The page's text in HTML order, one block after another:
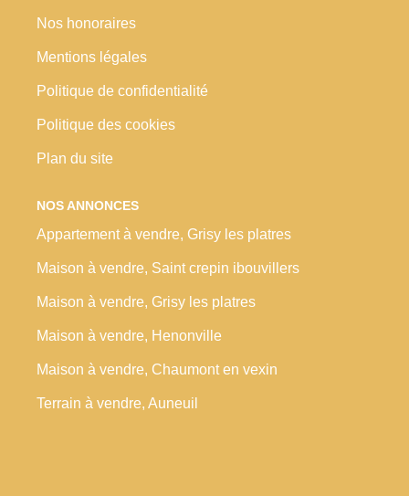
Nos honoraires
Mentions légales
Politique de confidentialité
Politique des cookies
Plan du site
NOS ANNONCES
Appartement à vendre, Grisy les platres
Maison à vendre, Saint crepin ibouvillers
Maison à vendre, Grisy les platres
Maison à vendre, Henonville
Maison à vendre, Chaumont en vexin
Terrain à vendre, Auneuil